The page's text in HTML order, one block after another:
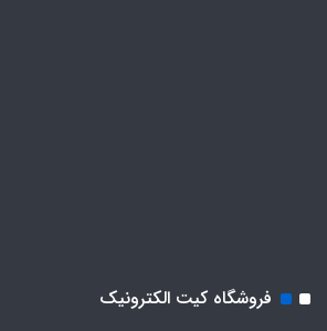
فروشگاه کیت الکترونیک